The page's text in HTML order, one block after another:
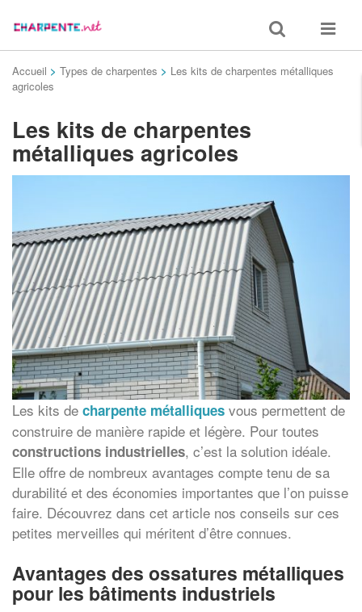
Toggle
search
Toggle
Accueil > Types de charpentes > Les kits de charpentes métalliques
agricoles
Les kits de charpentes
métalliques agricoles
Les kits de charpente métalliques vous permettent de
construire de manière rapide et légère. Pour toutes
constructions industrielles, c’est la solution idéale.
Elle offre de nombreux avantages compte tenu de sa
durabilité et des économies importantes que l’on puisse
faire. Découvrez dans cet article nos conseils sur ces
petites merveilles qui méritent d’être connues.
Avantages des ossatures métalliques
pour les bâtiments industriels